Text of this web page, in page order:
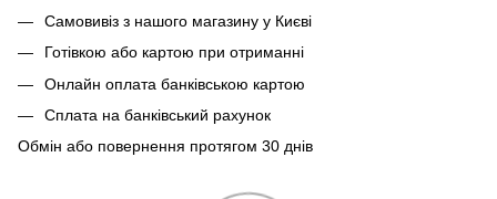
Самовивіз з нашого магазину у Києві
Готівкою або картою при отриманні
Онлайн оплата банківською картою
Сплата на банківський рахунок
Обмін або повернення протягом 30 днів